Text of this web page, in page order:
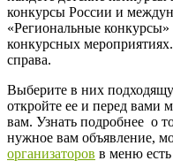
конкурсы России и
«Региональные
конкурсных
справа.
Выберите в них
откройте ее и перед вами
вам. Узнать подробнее о
нужное вам объявление,
организаторов в меню есть